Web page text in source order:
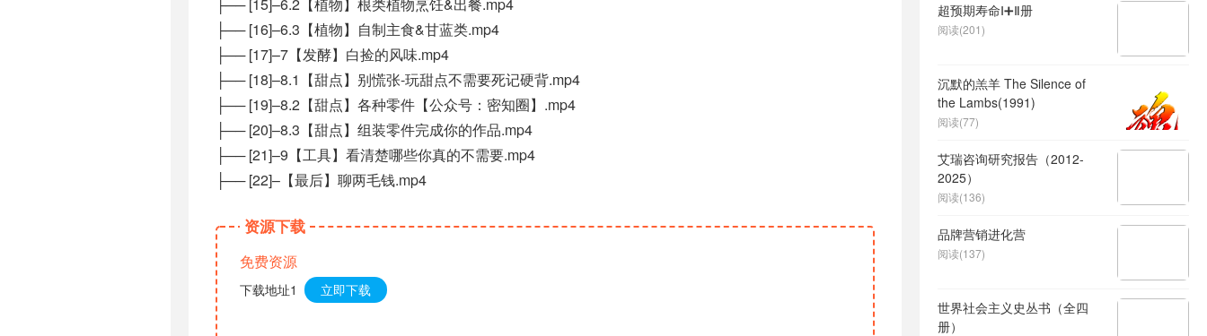
├── [16]–6.3【植物】自制主食&甘蓝类.mp4
├── [17]–7【发酵】白捡的风味.mp4
├── [18]–8.1【甜点】别慌张-玩甜点不需要死记硬背.mp4
├── [19]–8.2【甜点】各种零件【公众号：密知圈】.mp4
├── [20]–8.3【甜点】组装零件完成你的作品.mp4
├── [21]–9【工具】看清楚哪些你真的不需要.mp4
├── [22]–【最后】聊两毛钱.mp4
资源下载
免费资源
下载地址1 立即下载
超预期寿命Ⅰ➕Ⅱ册
阅读(201)
沉默的羔羊 The Silence of
the Lambs(1991)
阅读(77)
艾瑞咨询研究报告（2012-
2025）
阅读(136)
品牌营销进化营
阅读(137)
世界社会主义史丛书（全四
册）